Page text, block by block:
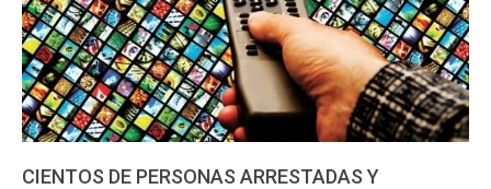
CIENTOS DE PERSONAS ARRESTADAS Y